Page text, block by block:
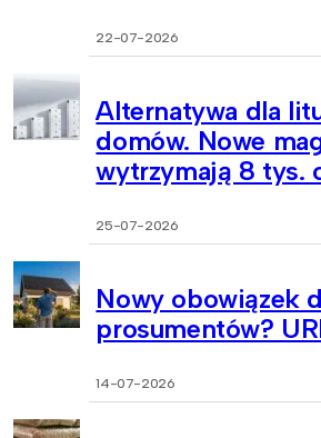
22-07-2026
Alternatywa dla
domów. Nowe
wytrzymają 8 tys.
25-07-2026
Nowy obowiązek
prosumentów?
14-07-2026